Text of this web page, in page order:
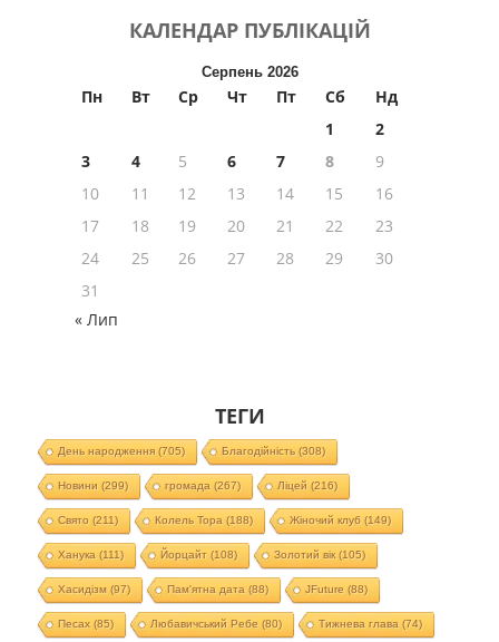
КАЛЕНДАР ПУБЛІКАЦІЙ
Серпень 2026
Пн Вт Ср Чт Пт Сб
Нд
1
2
3
4 5 6 7 8
9
10
11 12 13 14 15
16
17
18 19 20 21 22
23
24
25 26 27 28 29
30
31
« Лип
ТЕГИ
День народження(705) Благодійність (308)
Новини (299) громада (267) Ліцей (216)
Свято (211) Колель Тора (188) Жіночий клуб (149)
Ханука (111) Йорцайт (108) Золотий вік(105)
Хасидізм (97) Пам'ятна дата (88) JFuture (88)
Песах(85) Любавичський Ребе (80) Тижнева глава (74)